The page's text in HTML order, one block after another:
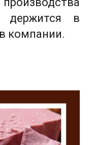
держится в
компании.